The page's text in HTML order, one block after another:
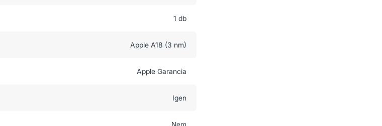
1 db
Apple A18 (3 nm)
Apple Garancia
Igen
Nem